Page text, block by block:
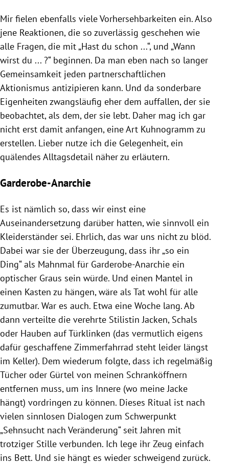
Mir fielen ebenfalls vieleVorhersehbarkeiten ein. Also
jene Reaktionen, die so zuverlässig geschehen wie
alle Fragen, die mit „Hast du schon ...“, und „Wann
wirst du ... ?“ beginnen. Da man eben nach so langer
Gemeinsamkeit jeden partnerschaftlichen
Aktionismus antizipieren kann. Und da sonderbare
Eigenheiten zwangsläufig eher dem auffallen, der sie
beobachtet, als dem, der sie lebt. Daher mag ich gar
nicht erst damit anfangen, eine Art Kuhnogramm zu
erstellen. Lieber nutze ich die Gelegenheit, ein
quälendes Alltagsdetail näher zu erläutern.
Garderobe-Anarchie
Es ist nämlich so, dass wir einst eine
Auseinandersetzung darüber hatten, wie sinnvoll ein
Kleiderständer sei. Ehrlich, das war uns nicht zu blöd.
Dabei war sie der Überzeugung, dass ihr „so ein
Ding“ als Mahnmal für Garderobe-Anarchie ein
optischer Graus sein würde. Und einen Mantel in
einen Kasten zu hängen, wäre als Tat wohl für alle
zumutbar. War es auch. Etwa eine Woche lang. Ab
dann verteilte die verehrte Stilistin Jacken, Schals
oder Hauben auf Türklinken (das vermutlich eigens
dafür geschaffene Zimmerfahrrad steht leider längst
im Keller). Dem wiederum folgte, dass ich regelmäßig
Tücher oder Gürtel von meinen Schranköffnern
entfernen muss, um ins Innere (wo meine Jacke
hängt) vordringen zu können. Dieses Ritual ist nach
vielen sinnlosen Dialogen zum Schwerpunkt
„Sehnsucht nach Veränderung“ seit Jahren mit
trotziger Stille verbunden. Ich lege ihr Zeug einfach
ins Bett. Und sie hängt es wieder schweigend zurück.